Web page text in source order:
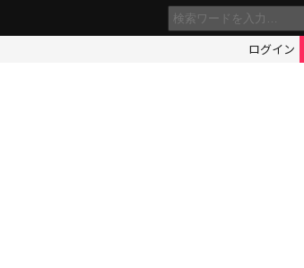
ログイン